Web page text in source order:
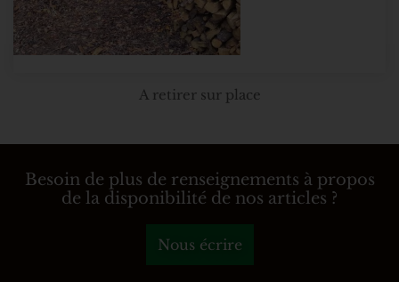
A retirer sur place
Besoin de plus de renseignements à propos
de la disponibilité de nos articles ?
Nous écrire